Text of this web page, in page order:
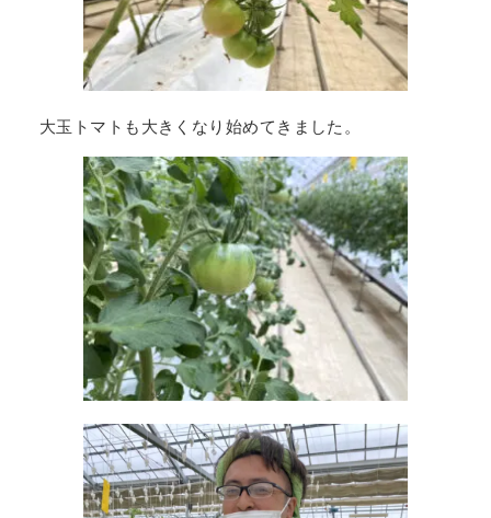
大玉トマトも大きくなり始めてきました。